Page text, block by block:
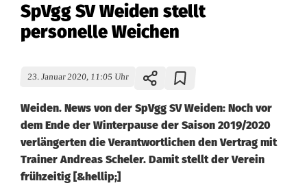
SpVgg SV Weiden stellt
personelle Weichen
23. Januar 2020, 11:05 Uhr
Weiden. News von der SpVgg SV Weiden: Noch vor
dem Ende der Winterpause der Saison 2019/2020
verlängerten die Verantwortlichen den Vertrag mit
Trainer Andreas Scheler. Damit stellt der Verein
frühzeitig [&hellip;]